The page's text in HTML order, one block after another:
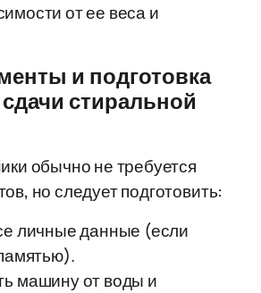
от ее веса и
и подготовка
стиральной
обычно не требуется
но следует подготовить:
личные данные (если
машину от воды и